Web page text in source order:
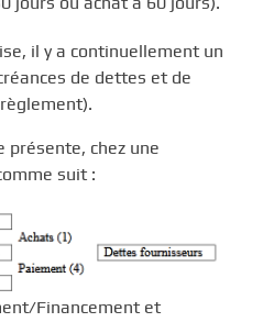
il y a continuellement un
de dettes et de
présente, chez une
suit :
Financement et